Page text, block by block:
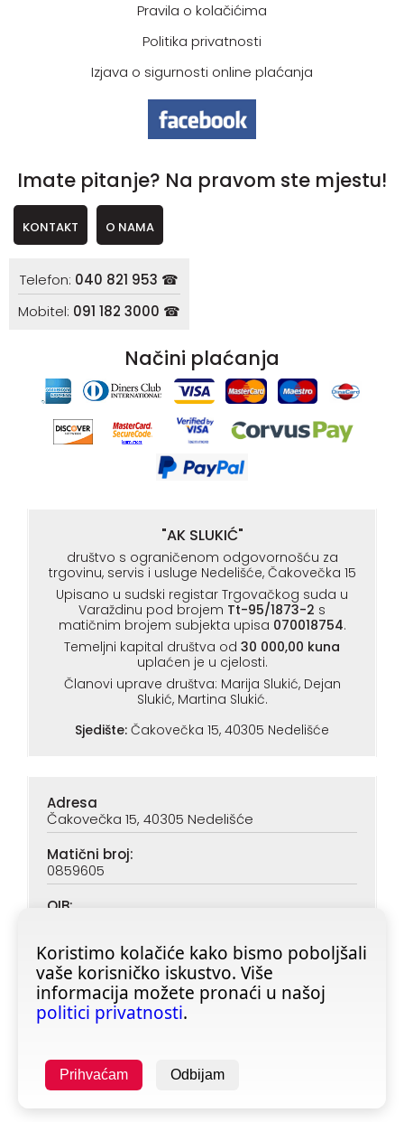
Koristimo kolačiće kako bismo poboljšali
vaše korisničko iskustvo. Više
informacija možete pronaći u našoj
politici privatnosti.
Prihvaćam Odbijam
Pravila o kolačićima
Politika privatnosti
Izjava o sigurnosti online plaćanja
Imate pitanje? Na pravom ste mjestu!
KONTAKT O NAMA
Telefon: 040 821 953 ☎
Mobitel: 091 182 3000 ☎
Načini plaćanja
"AK SLUKIĆ"
društvo s ograničenom odgovornošću za
trgovinu, servis i usluge Nedelišće, Čakovečka 15
Upisano u sudski registar Trgovačkog suda u
Varaždinu pod brojem Tt-95/1873-2 s
matičnim brojem subjekta upisa 070018754.
Temeljni kapital društva od 30 000,00 kuna
uplaćen je u cjelosti.
Članovi uprave društva: Marija Slukić, Dejan
Slukić, Martina Slukić.
Sjedište: Čakovečka 15, 40305 Nedelišće
Adresa
Čakovečka 15, 40305 Nedelišće
Matični broj:
0859605
OIB:
IBAN (PBZ):
HR6923400091116020362
IBAN (ZABA):
HR4623600001101728355
Copyright © 2025 All rights reserved -